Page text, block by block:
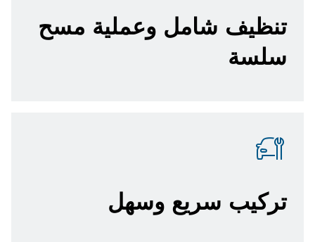
تنظيف شامل وعملية مسح
سلسة
تركيب سريع وسهل